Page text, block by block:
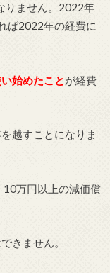
りません。2022年
ば2022年の経費に
始めたことが経費
越すことになりま
10万円以上の減価償
きません。